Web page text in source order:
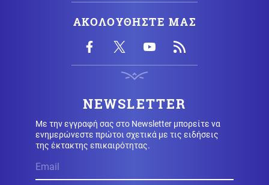
Νεαρός Παλαιστίνιος κλείδωσε ανήλικη στο σπίτι του
09.08.2026 - 11:15
Πολιτική 09.08.2026 - 11:08
Στην Κρήτη ο Μητσοτάκης, συνεχίζει τις διακοπές του
– Πού βρέθηκε το Σάββατο
ΑΚΟΛΟΥΘΗΣΤΕ ΜΑΣ
NEWSLETTER
Με την εγγραφή σας στο Newsletter μπορείτε να
ενημερώνεστε πρώτοι σχετικά με τις ειδήσεις
της έκτακτης επικαιρότητας.